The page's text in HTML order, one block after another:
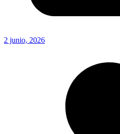
2 junio, 2026